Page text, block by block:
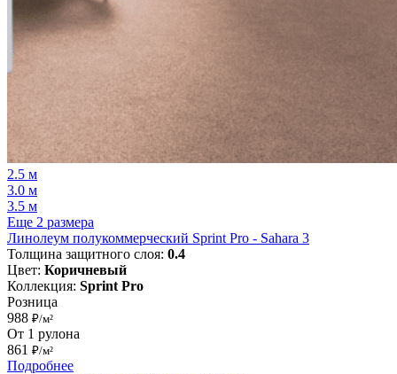
2.5 м
3.0 м
3.5 м
Еще 2 размера
Линолеум полукоммерческий Sprint Pro - Sahara 3
Толщина защитного слоя: 0.4
Цвет: Коричневый
Коллекция: Sprint Pro
Розница
988 ₽/м²
От 1 рулона
861 ₽/м²
Подробнее